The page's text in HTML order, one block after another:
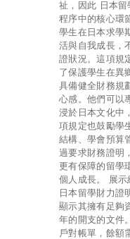
祉，因此 日本
程序中的核心環
學生在日本求學
活與自我成長，
證狀況。這項規
了保護學生在異
具備健全財務規
心感。他們可以
浸於日本文化中
項規定也鼓勵學
結構、學會預算
過要求財務證明
更有保障的留學
個人成長。 展示
日本留學財力證
顯示其擁有足夠
年的開支的文件
戶對帳單，餘額